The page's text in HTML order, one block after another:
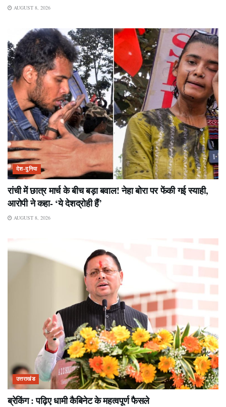
AUGUST 8, 2026
देश-दुनिया
रांची में छात्र मार्च के बीच बड़ा बवाल! नेहा बोरा पर फेंकी गई स्याही,
आरोपी ने कहा- ‘ये देशद्रोही हैं’
AUGUST 8, 2026
उत्तराखंड
ब्रेकिंग : पढ़िए धामी कैबिनेट के महत्वपूर्ण फैसले